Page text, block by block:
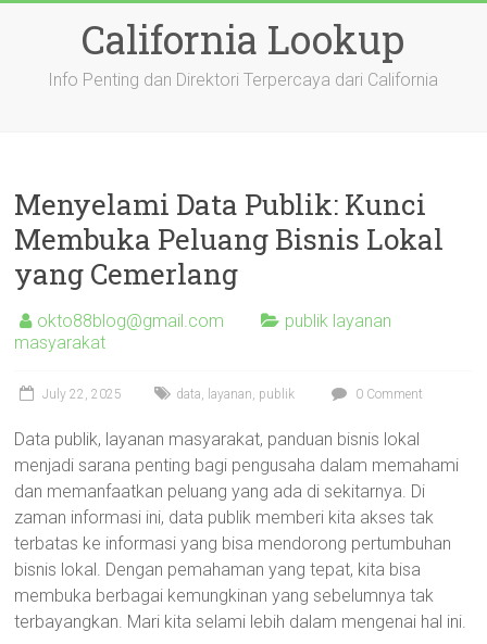
California Lookup
Info Penting dan Direktori Terpercaya dari California
Menyelami Data Publik: Kunci
Membuka Peluang Bisnis Lokal
yang Cemerlang
okto88blog@gmail.com
publik layanan
masyarakat
July 22, 2025 data, layanan, publik 0 Comment
Data publik, layanan masyarakat, panduan bisnis lokal
menjadi sarana penting bagi pengusaha dalam memahami
dan memanfaatkan peluang yang ada di sekitarnya. Di
zaman informasi ini, data publik memberi kita akses tak
terbatas ke informasi yang bisa mendorong pertumbuhan
bisnis lokal. Dengan pemahaman yang tepat, kita bisa
membuka berbagai kemungkinan yang sebelumnya tak
terbayangkan. Mari kita selami lebih dalam mengenai hal ini.